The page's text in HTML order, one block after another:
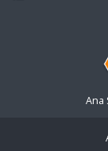
Ana